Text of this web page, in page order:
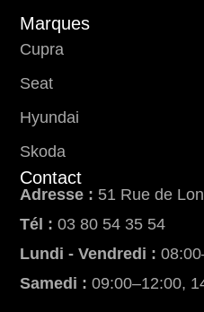
Marques
Cupra
Seat
Hyundai
Skoda
Contact
Adresse : 51 Rue de
Tél :03 80 54 35 54
Lundi - Vendredi :
Samedi : 09:00–12:00,